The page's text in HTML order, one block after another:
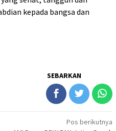
kepada bangsa dan
SEBARKAN
Pos berikutnya